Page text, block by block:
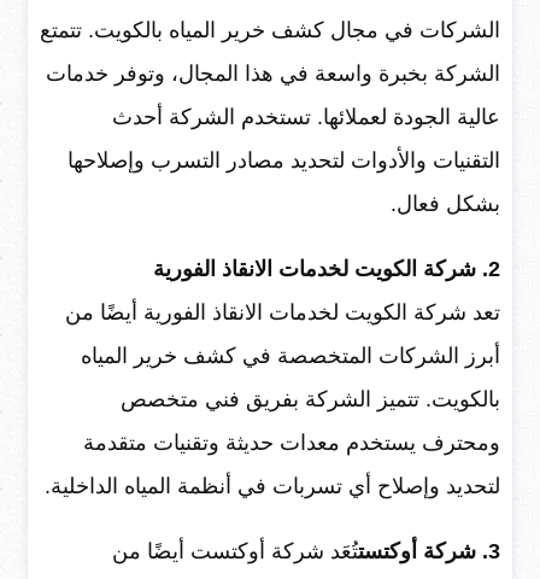
الشركات في مجال كشف خرير المياه بالكويت. تتمتع
الشركة بخبرة واسعة في هذا المجال، وتوفر خدمات
عالية الجودة لعملائها. تستخدم الشركة أحدث
التقنيات والأدوات لتحديد مصادر التسرب وإصلاحها
بشكل فعال.
2. شركة الكويت لخدمات الانقاذ الفورية
تعد شركة الكويت لخدمات الانقاذ الفورية أيضًا من
أبرز الشركات المتخصصة في كشف خرير المياه
بالكويت. تتميز الشركة بفريق فني متخصص
ومحترف يستخدم معدات حديثة وتقنيات متقدمة
لتحديد وإصلاح أي تسربات في أنظمة المياه الداخلية.
3. شركة أوكتست
تُعَد شركة أوكتست أيضًا من